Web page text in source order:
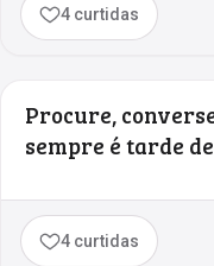
4 curtidas
Procure,
sempre é tarde
4 curtidas